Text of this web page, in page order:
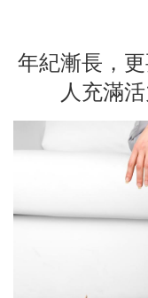
年紀漸長，
人充滿